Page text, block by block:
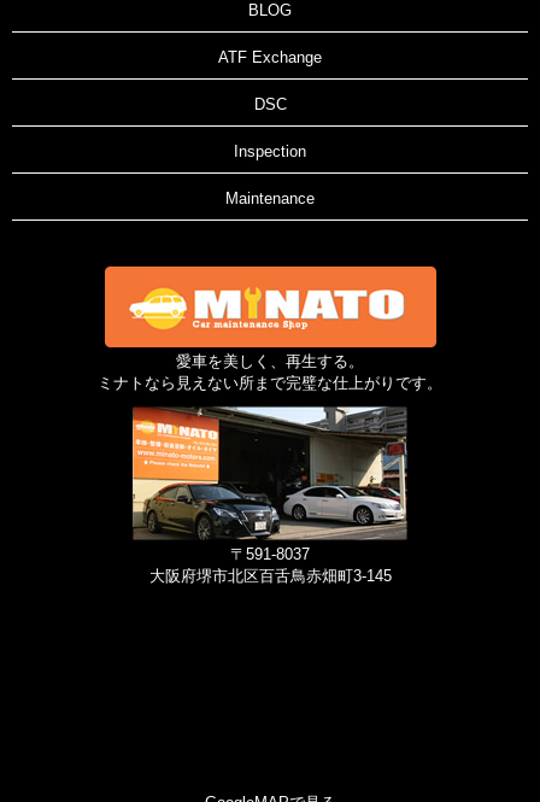
BLOG
ATF Exchange
DSC
Inspection
Maintenance
愛車を美しく、再生する。
ミナトなら見えない所まで完璧な仕上がりです。
〒591-8037
大阪府堺市北区百舌鳥赤畑町3-145